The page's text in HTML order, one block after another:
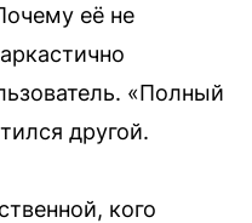
её не
«Полный
другой.
кого